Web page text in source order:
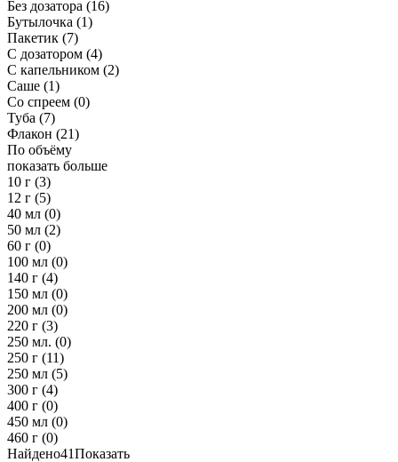
Без дозатора (16)
Бутылочка (1)
Пакетик (7)
С дозатором (4)
С капельником (2)
Саше (1)
Со спреем (0)
Туба (7)
Флакон (21)
По объёму
показать больше
10 г (3)
12 г (5)
40 мл (0)
50 мл (2)
60 г (0)
100 мл (0)
140 г (4)
150 мл (0)
200 мл (0)
220 г (3)
250 мл. (0)
250 г (11)
250 мл (5)
300 г (4)
400 г (0)
450 мл (0)
460 г (0)
Найдено41Показать